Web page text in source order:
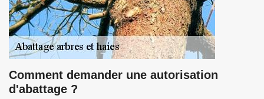
Comment demander une autorisation
d'abattage ?